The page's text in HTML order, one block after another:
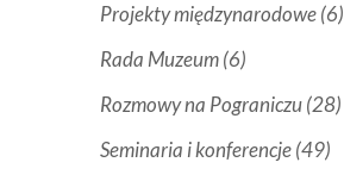
Projekty międzynarodowe(6)
Rada Muzeum(6)
Rozmowy na Pograniczu(28)
Seminaria i konferencje(49)